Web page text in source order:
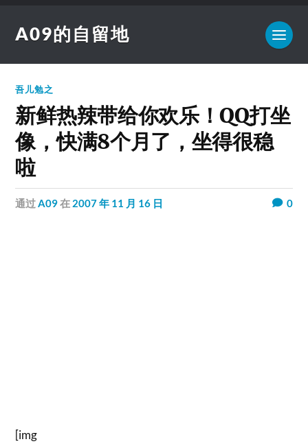
A09的自留地
吾儿勉之
新鲜热辣带给你欢乐！QQ打坐
像，快满8个月了，坐得很稳
啦
通过A09在 2007 年 11 月 16 日 0
[img